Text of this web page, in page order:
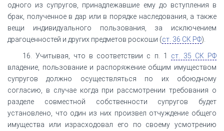
одного из супругов, принадлежавшие ему до вступления в
брак, полученное в дар или в порядке наследования, а также
вещи индивидуального пользования, за исключением
драгоценностей и других предметов роскоши (ст. 36 СК РФ).
16. Учитывая, что в соответствии с п. 1 ст. 35 СК РФ
владение, пользование и распоряжение общим имуществом
супругов должно осуществляться по их обоюдному
согласию, в случае когда при рассмотрении требования о
разделе совместной собственности супругов будет
установлено, что один из них произвел отчуждение общего
имущества или израсходовал его по своему усмотрению